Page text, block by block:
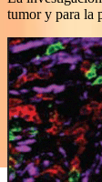
tumor y para la